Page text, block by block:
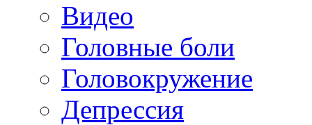
Видео
Головные боли
Головокружение
Депрессия